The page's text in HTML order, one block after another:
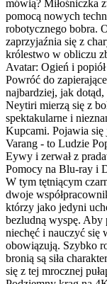
mówią? Miłośniczka
pomocą nowych
robotycznego bobra.
zaprzyjaźnia się z
królestwo w obliczu
Avatar: Ogień i
Powróć do
najbardziej, jak dotąd,
Neytiri mierzą się z
spektakularne i
Kupcami. Pojawia
Varang - to Ludzie
Eywy i zerwał z
Pomocy na Blu-ray i
W tym tętniącym
dwoje
którzy jako jedyni
bezludną wyspę. Aby
niechęć i nauczyć się
obowiązują. Szybko
bronią są siła
się z tej mrocznej